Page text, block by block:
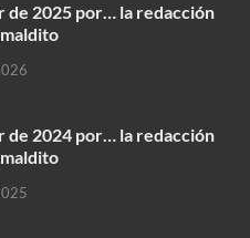
de 2025 por… la redacción
de 2024 por… la redacción